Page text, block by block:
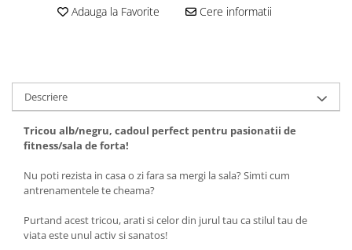
Tricouri skateboard
Adauga la Favorite Cere informatii
Descriere
Tricou alb/negru, cadoul perfect pentru pasionatii de
fitness/sala de forta!
Nu poti rezista in casa o zi fara sa mergi la sala? Simti cum
antrenamentele te cheama?
Purtand acest tricou, arati si celor din jurul tau ca stilul tau de
viata este unul activ si sanatos!